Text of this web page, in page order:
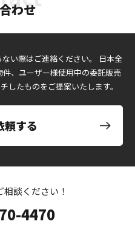
わせ
い際はご連絡ください。
日本全
、ユーザー様使用中の委託販売
したものをご提案いたします。
頼する
談ください！
4470